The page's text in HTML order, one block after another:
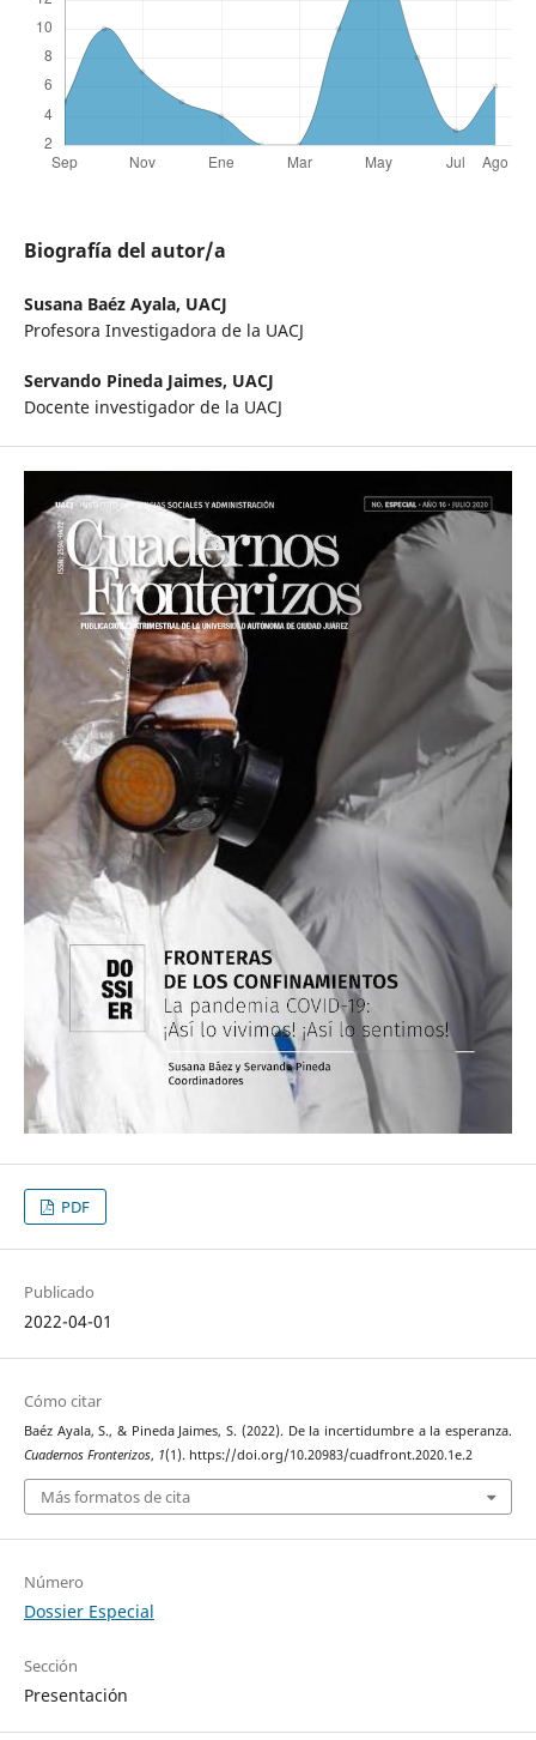
Biografía del autor/a
Susana Baéz Ayala, UACJ
Profesora Investigadora de la UACJ
Servando Pineda Jaimes, UACJ
Docente investigador de la UACJ
PDF
Publicado
2022-04-01
Cómo citar
Baéz Ayala, S., & Pineda Jaimes, S. (2022). De la incertidumbre a la esperanza.
Cuadernos Fronterizos, 1(1). https://doi.org/10.20983/cuadfront.2020.1e.2
Más formatos de cita
Número
Dossier Especial
Sección
Presentación